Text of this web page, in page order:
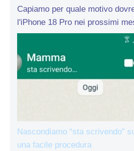
Capiamo per quale motivo
l'iPhone 18 Pro nei prossimi
Nascondiamo “sta scrivendo”
una facile procedura